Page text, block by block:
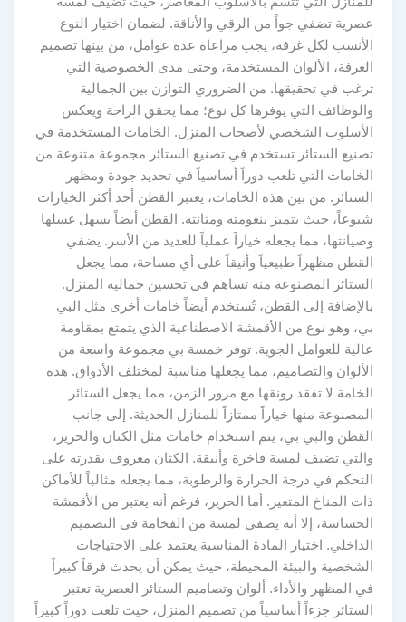
عصرية تضفي جواً من الرقي والأناقة. لضمان اختيار النوع
الأنسب لكل غرفة، يجب مراعاة عدة عوامل، من بينها تصميم
الغرفة، الألوان المستخدمة، وحتى مدى الخصوصية التي
ترغب في تحقيقها. من الضروري التوازن بين الجمالية
والوظائف التي يوفرها كل نوع؛ مما يحقق الراحة ويعكس
الأسلوب الشخصي لأصحاب المنزل. الخامات المستخدمة في
تصنيع الستائر تستخدم في تصنيع الستائر مجموعة متنوعة من
الخامات التي تلعب دوراً أساسياً في تحديد جودة ومظهر
الستائر. من بين هذه الخامات، يعتبر القطن أحد أكثر الخيارات
شيوعاً، حيث يتميز بنعومته ومتانته. القطن أيضاً يسهل غسلها
وصيانتها، مما يجعله خياراً عملياً للعديد من الأسر. يضفي
القطن مظهراً طبيعياً وأنيقاً على أي مساحة، مما يجعل
الستائر المصنوعة منه تساهم في تحسين جمالية المنزل.
بالإضافة إلى القطن، تُستخدم أيضاً خامات أخرى مثل البي
بي، وهو نوع من الأقمشة الاصطناعية الذي يتمتع بمقاومة
عالية للعوامل الجوية. توفر خمسة بي مجموعة واسعة من
الألوان والتصاميم، مما يجعلها مناسبة لمختلف الأذواق. هذه
الخامة لا تفقد رونقها مع مرور الزمن، مما يجعل الستائر
المصنوعة منها خياراً ممتازاً للمنازل الحديثة. إلى جانب
القطن والبي بي، يتم استخدام خامات مثل الكتان والحرير،
والتي تضيف لمسة فاخرة وأنيقة. الكتان معروف بقدرته على
التحكم في درجة الحرارة والرطوبة، مما يجعله مثالياً للأماكن
ذات المناخ المتغير. أما الحرير، فرغم أنه يعتبر من الأقمشة
الحساسة، إلا أنه يضفي لمسة من الفخامة في التصميم
الداخلي. اختيار المادة المناسبة يعتمد على الاحتياجات
الشخصية والبيئة المحيطة، حيث يمكن أن يحدث فرقاً كبيراً
في المظهر والأداء. ألوان وتصاميم الستائر العصرية تعتبر
الستائر جزءاً أساسياً من تصميم المنزل، حيث تلعب دوراً كبيراً